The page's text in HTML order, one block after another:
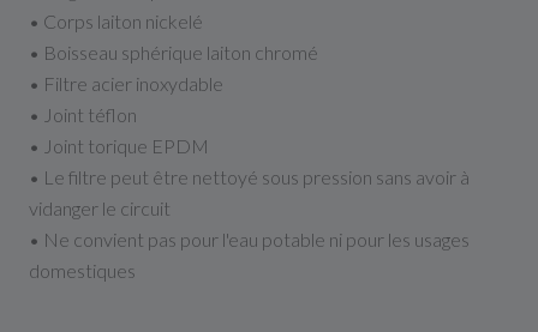
• Corps laiton nickelé
• Boisseau sphérique laiton chromé
• Filtre acier inoxydable
• Joint téflon
• Joint torique EPDM
• Le filtre peut être nettoyé sous pression sans avoir à
vidanger le circuit
• Ne convient pas pour l'eau potable ni pour les usages
domestiques